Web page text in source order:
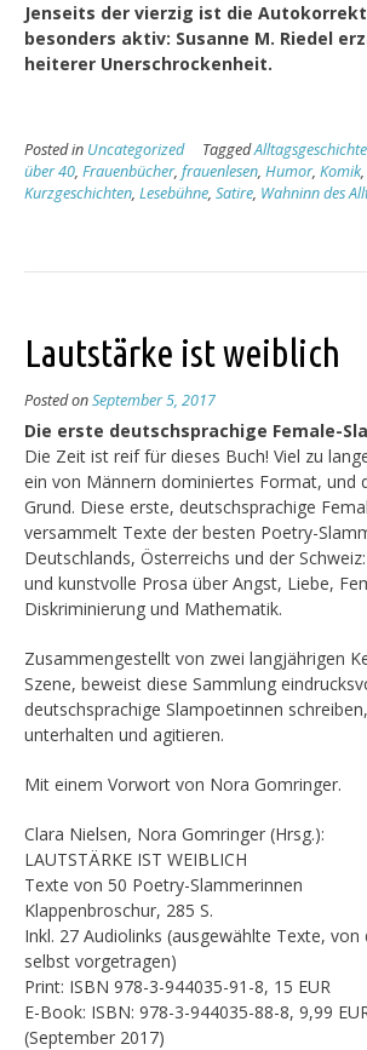
Jenseits der vierzig ist die
besonders aktiv: Susanne M. Riedel
heiterer Unerschrockenheit.
Posted in Uncategorized Tagged
über 40, Frauenbücher, frauenlesen, Humor, Komik,
Kurzgeschichten, Lesebühne, Satire, Wahninn des
Lautstärke ist weiblich
Posted onSeptember 5, 2017
Die erste deutschsprachige Female-
Die Zeit ist reif für dieses Buch! Viel zu
ein von Männern dominiertes Format, und
Grund. Diese erste, deutschsprachige
versammelt Texte der besten Poetry-
Deutschlands, Österreichs und der
und kunstvolle Prosa über Angst, Liebe,
Diskriminierung und Mathematik.
Zusammengestellt von zwei langjährigen
Szene, beweist diese Sammlung
deutschsprachige Slampoetinnen
unterhalten und agitieren.
Mit einem Vorwort von Nora Gomringer.
Clara Nielsen, Nora Gomringer (Hrsg.):
LAUTSTÄRKE IST WEIBLICH
Texte von 50 Poetry-Slammerinnen
Klappenbroschur, 285 S.
Inkl. 27 Audiolinks (ausgewählte Texte, von
selbst vorgetragen)
Print: ISBN 978-3-944035-91-8, 15 EUR
E-Book: ISBN: 978-3-944035-88-8, 9,99
(September 2017)